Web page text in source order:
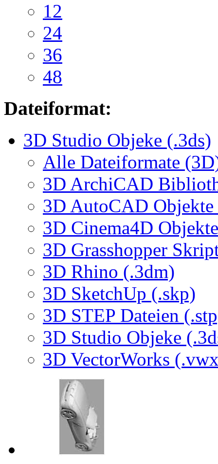
12
24
36
48
Dateiformat:
3D Studio Objeke (.3ds)
Alle Dateiformate
3D ArchiCAD
3D AutoCAD
3D Cinema4D
3D Grasshopper
3D Rhino (.3dm)
3D SketchUp (.skp)
3D STEP Dateien
3D Studio Objeke
3D VectorWorks